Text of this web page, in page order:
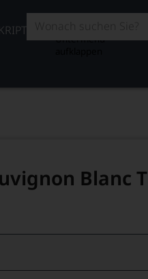
Untermenü
Blanc T